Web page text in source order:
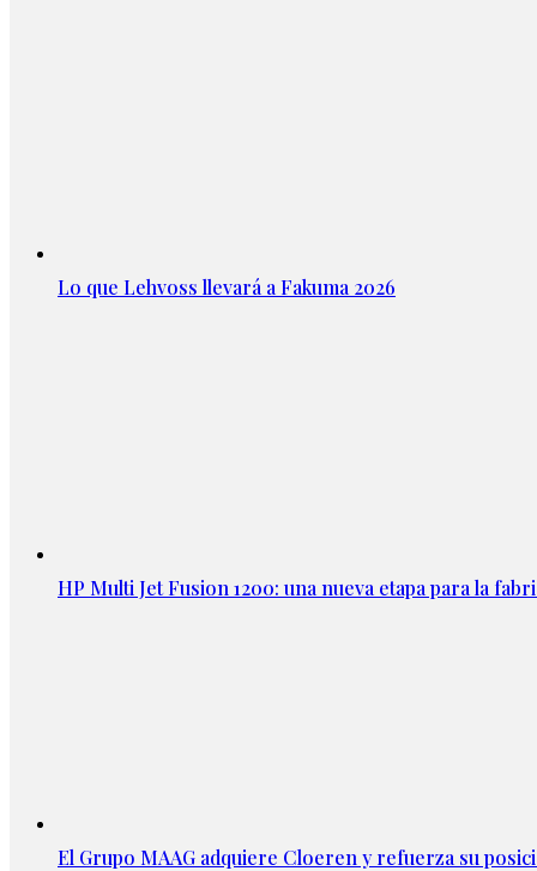
Lo que Lehvoss llevará a Fakuma 2026
HP Multi Jet Fusion 1200: una nueva etapa para la
El Grupo MAAG adquiere Cloeren y refuerza su